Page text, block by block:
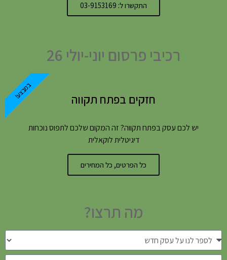
התקשרו ל: 03-9153169
רכיבי פרסום יוני-יולי 26
חזקים בפתח תקווה
יש לכם עסק בפתח תקווה? זה המקום שלכם לתפוס נוכחות
דיגיטלית לוקאלית
כל הפרטים, כל המחירים
במבצע!
מה תרצו?